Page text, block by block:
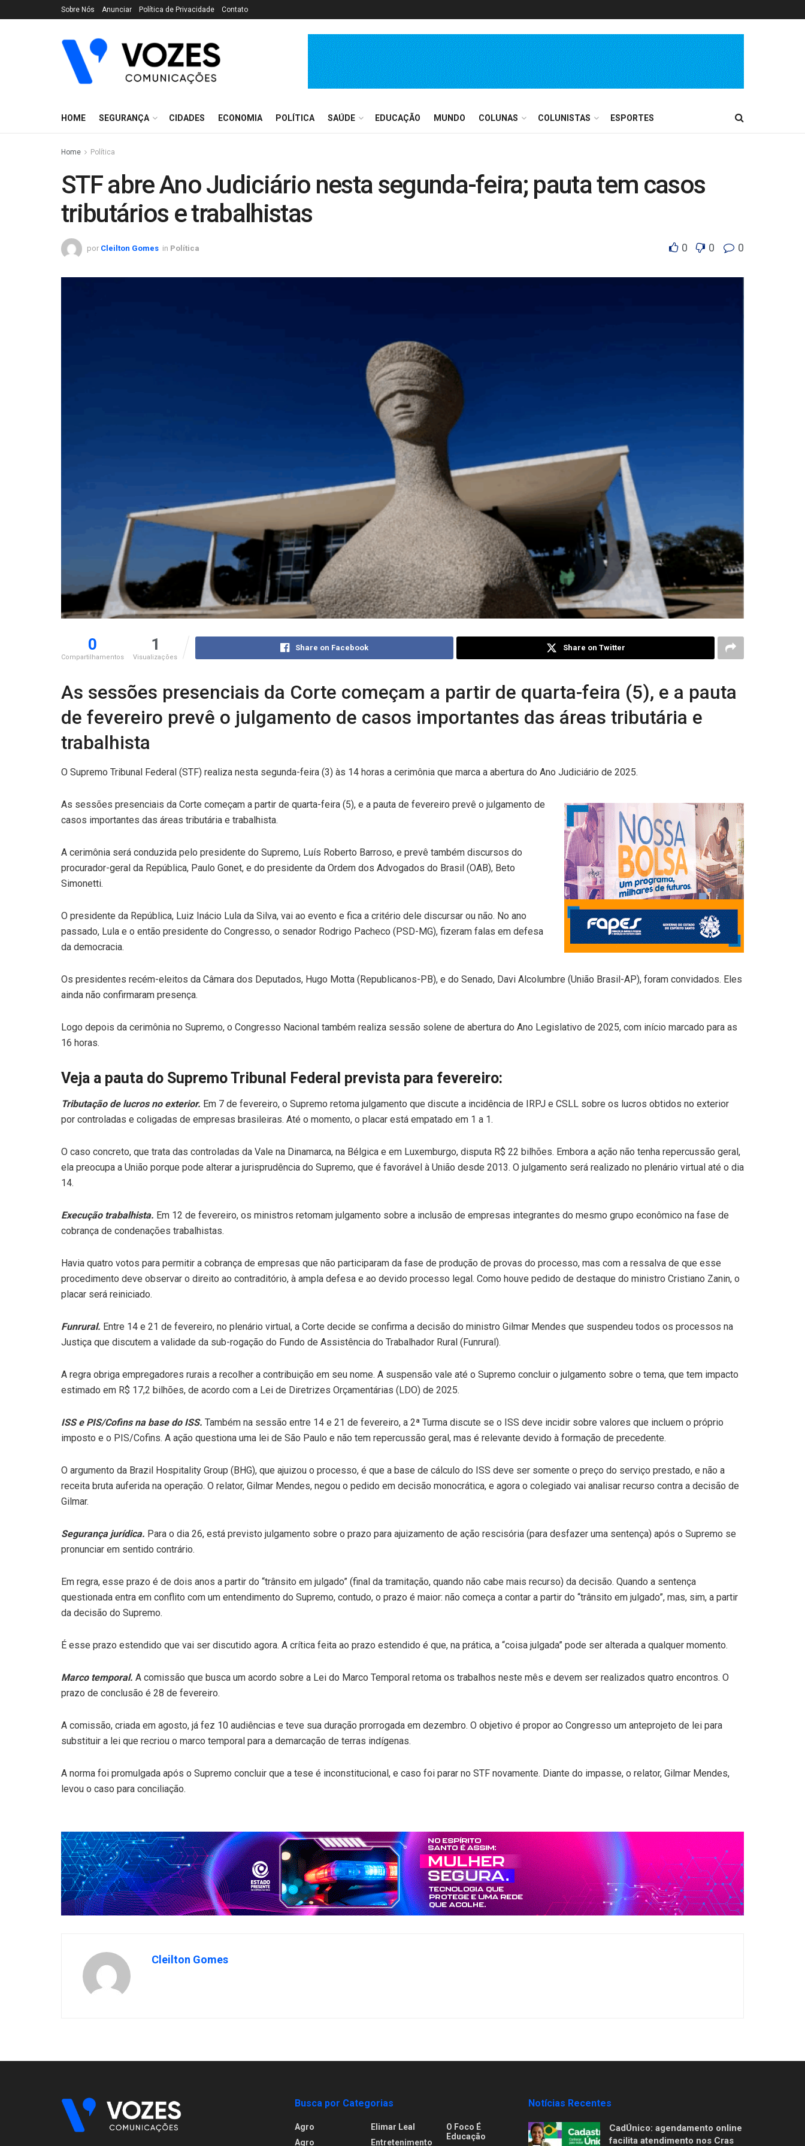
Sobre Nós Anunciar Política de Privacidade Contato
HOME SEGURANÇA CIDADES ECONOMIA POLÍTICA SAÚDE EDUCAÇÃO MUNDO COLUNAS COLUNISTAS ESPORTES
Home Política
STF abre Ano Judiciário nesta segunda-feira; pauta tem casos
tributários e trabalhistas
por Cleilton Gomes in Política 0 0 0
0
Compartilhamentos
1
Visualizações
Share on Facebook Share on Twitter
As sessões presenciais da Corte começam a partir de quarta-feira (5), e a pauta
de fevereiro prevê o julgamento de casos importantes das áreas tributária e
trabalhista
O Supremo Tribunal Federal (STF) realiza nesta segunda-feira (3) às 14 horas a cerimônia que marca a abertura do Ano Judiciário de 2025.
As sessões presenciais da Corte começam a partir de quarta-feira (5), e a pauta de fevereiro prevê o julgamento de
casos importantes das áreas tributária e trabalhista.
A cerimônia será conduzida pelo presidente do Supremo, Luís Roberto Barroso, e prevê também discursos do
procurador-geral da República, Paulo Gonet, e do presidente da Ordem dos Advogados do Brasil (OAB), Beto
Simonetti.
O presidente da República, Luiz Inácio Lula da Silva, vai ao evento e fica a critério dele discursar ou não. No ano
passado, Lula e o então presidente do Congresso, o senador Rodrigo Pacheco (PSD-MG), fizeram falas em defesa
da democracia.
Os presidentes recém-eleitos da Câmara dos Deputados, Hugo Motta (Republicanos-PB), e do Senado, Davi Alcolumbre (União Brasil-AP), foram convidados. Eles
ainda não confirmaram presença.
Logo depois da cerimônia no Supremo, o Congresso Nacional também realiza sessão solene de abertura do Ano Legislativo de 2025, com início marcado para as
16 horas.
Veja a pauta do Supremo Tribunal Federal prevista para fevereiro:
Tributação de lucros no exterior. Em 7 de fevereiro, o Supremo retoma julgamento que discute a incidência de IRPJ e CSLL sobre os lucros obtidos no exterior
por controladas e coligadas de empresas brasileiras. Até o momento, o placar está empatado em 1 a 1.
O caso concreto, que trata das controladas da Vale na Dinamarca, na Bélgica e em Luxemburgo, disputa R$ 22 bilhões. Embora a ação não tenha repercussão geral,
ela preocupa a União porque pode alterar a jurisprudência do Supremo, que é favorável à União desde 2013. O julgamento será realizado no plenário virtual até o dia
14.
Execução trabalhista. Em 12 de fevereiro, os ministros retomam julgamento sobre a inclusão de empresas integrantes do mesmo grupo econômico na fase de
cobrança de condenações trabalhistas.
Havia quatro votos para permitir a cobrança de empresas que não participaram da fase de produção de provas do processo, mas com a ressalva de que esse
procedimento deve observar o direito ao contraditório, à ampla defesa e ao devido processo legal. Como houve pedido de destaque do ministro Cristiano Zanin, o
placar será reiniciado.
Funrural. Entre 14 e 21 de fevereiro, no plenário virtual, a Corte decide se confirma a decisão do ministro Gilmar Mendes que suspendeu todos os processos na
Justiça que discutem a validade da sub-rogação do Fundo de Assistência do Trabalhador Rural (Funrural).
A regra obriga empregadores rurais a recolher a contribuição em seu nome. A suspensão vale até o Supremo concluir o julgamento sobre o tema, que tem impacto
estimado em R$ 17,2 bilhões, de acordo com a Lei de Diretrizes Orçamentárias (LDO) de 2025.
ISS e PIS/Cofins na base do ISS. Também na sessão entre 14 e 21 de fevereiro, a 2ª Turma discute se o ISS deve incidir sobre valores que incluem o próprio
imposto e o PIS/Cofins. A ação questiona uma lei de São Paulo e não tem repercussão geral, mas é relevante devido à formação de precedente.
O argumento da Brazil Hospitality Group (BHG), que ajuizou o processo, é que a base de cálculo do ISS deve ser somente o preço do serviço prestado, e não a
receita bruta auferida na operação. O relator, Gilmar Mendes, negou o pedido em decisão monocrática, e agora o colegiado vai analisar recurso contra a decisão de
Gilmar.
Segurança jurídica. Para o dia 26, está previsto julgamento sobre o prazo para ajuizamento de ação rescisória (para desfazer uma sentença) após o Supremo se
pronunciar em sentido contrário.
Em regra, esse prazo é de dois anos a partir do “trânsito em julgado” (final da tramitação, quando não cabe mais recurso) da decisão. Quando a sentença
questionada entra em conflito com um entendimento do Supremo, contudo, o prazo é maior: não começa a contar a partir do “trânsito em julgado”, mas, sim, a partir
da decisão do Supremo.
É esse prazo estendido que vai ser discutido agora. A crítica feita ao prazo estendido é que, na prática, a “coisa julgada” pode ser alterada a qualquer momento.
Marco temporal. A comissão que busca um acordo sobre a Lei do Marco Temporal retoma os trabalhos neste mês e devem ser realizados quatro encontros. O
prazo de conclusão é 28 de fevereiro.
A comissão, criada em agosto, já fez 10 audiências e teve sua duração prorrogada em dezembro. O objetivo é propor ao Congresso um anteprojeto de lei para
substituir a lei que recriou o marco temporal para a demarcação de terras indígenas.
A norma foi promulgada após o Supremo concluir que a tese é inconstitucional, e caso foi parar no STF novamente. Diante do impasse, o relator, Gilmar Mendes,
levou o caso para conciliação.
Cleilton Gomes
Busca por Categorias
Agro
Agro
Elimar Leal
Entretenimento
O Foco É
Educação
Notícias Recentes
CadÚnico: agendamento online
facilita atendimento nos Cras